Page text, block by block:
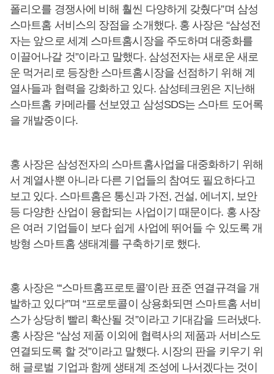
폴리오를 경쟁사에 비해 훨씬 다양하게 갖췄다”며 삼성
스마트홈 서비스의 장점을 소개했다. 홍 사장은 “삼성전
자는 앞으로 세계 스마트홈시장을 주도하며 대중화를
이끌어나갈 것”이라고 말했다. 삼성전자는 새로운 새로
운 먹거리로 등장한 스마트홈시장을 선점하기 위해 계
열사들과 협력을 강화하고 있다. 삼성테크윈은 지난해
스마트홈 카메라를 선보였고 삼성SDS는 스마트 도어록
을 개발중이다.
홍 사장은 삼성전자의 스마트홈사업을 대중화하기 위해
서 계열사뿐 아니라 다른 기업들의 참여도 필요하다고
보고 있다. 스마트홈은 통신과 가전, 건설, 에너지, 보안
등 다양한 산업이 융합되는 사업이기 때문이다. 홍 사장
은 여러 기업들이 보다 쉽게 사업에 뛰어들 수 있도록 개
방형 스마트홈 생태계를 구축하기로 했다.
홍 사장은 “‘스마트홈프로토콜’이란 표준 연결규격을 개
발하고 있다‘”며 “프로토콜이 상용화되면 스마트홈 서비
스가 상당히 빨리 확산될 것”이라고 기대감을 드러냈다.
홍 사장은 “삼성 제품 이외에 협력사의 제품과 서비스도
연결되도록 할 것”이라고 말했다. 시장의 판을 키우기 위
해 글로벌 기업과 함께 생태계 조성에 나서겠다는 것이